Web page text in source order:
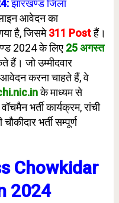
झारखण्ड जिला
आवेदन का
है, जिसमे311 Postहैं।
2024 के लिए25 अगस्त
जो उम्मीदवार
आवेदन करना चाहते हैं, वे
के माध्यम से
भर्ती कार्यक्रम, रांची
भर्ती सम्पूर्ण
Chowkidar
2024